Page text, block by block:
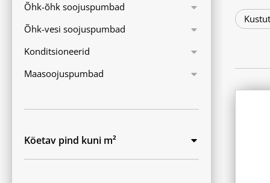
Õhk-õhk soojuspumbad
Õhk-vesi soojuspumbad
Konditsioneerid
Maasoojuspumbad
Köetav pind kuni m²